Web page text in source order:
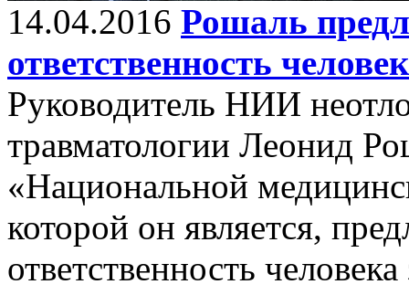
14.04.2016 Рошаль
ответственность
Руководитель НИИ
травматологии Леонид
«Национальной
которой он является,
ответственность